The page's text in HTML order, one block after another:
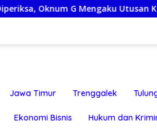
Utusan Kadis Disdagperin
Jawa Timur Trenggalek
Ekonomi Bisnis Hukum dan